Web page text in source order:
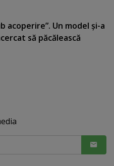
acoperire”. Un model şi-a
să păcălească